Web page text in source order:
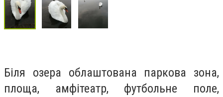
Біля озера облаштована паркова зона,
площа, амфітеатр, футбольне поле,